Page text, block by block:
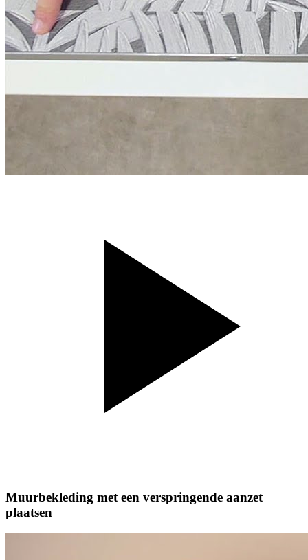
Muurbekleding met een verspringende aanzet
plaatsen